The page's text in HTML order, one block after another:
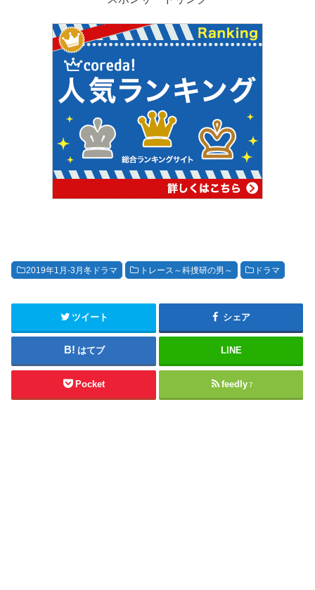
2019年1月-3月冬ドラマ トレース～科捜研の男～ ドラマ
ツイート シェア
はてブ LINE
Pocket feedly 7